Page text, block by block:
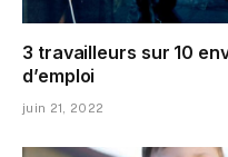
3 travailleurs sur 10
d’emploi
juin 21, 2022